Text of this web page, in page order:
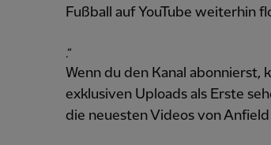
Fußball auf YouTube weiterhin
.“
Wenn du den Kanal abonnierst,
exklusiven Uploads als Erste
die neuesten Videos von